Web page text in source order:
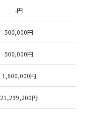
-円
500,000円
500,000円
1,600,000円
21,299,200円